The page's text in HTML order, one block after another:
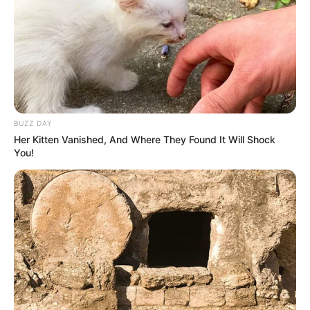
Mengingat sukses film Mata Batin 1 yang telah tayang di jaringan
Netflix dan beberapa negara tetangga seperti Malaysia, Singapura
dan Thailand menjadikan adanya ekpektasi yang lebih dari film
sekuel Mata Batin 2.
BUZZ DAY
Her Kitten Vanished, And Where They Found It Will Shock
You!